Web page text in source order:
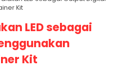
Kit
LED sebagai
Kit